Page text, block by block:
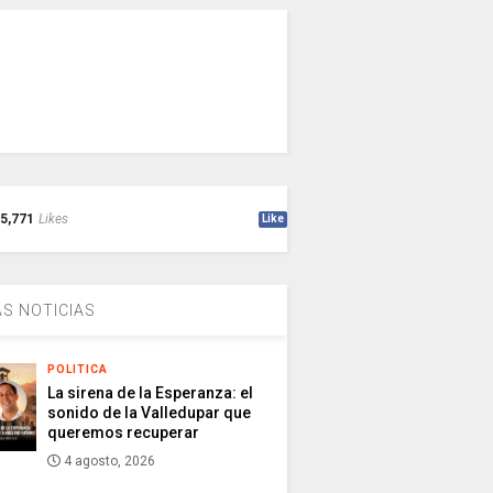
5,771 Likes Like
NOTICIAS
POLITICA
La sirena de la Esperanza: el
sonido de la Valledupar que
queremos recuperar
4 agosto, 2026